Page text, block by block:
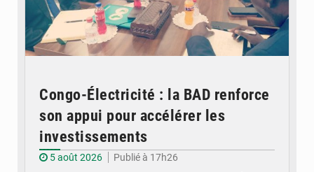
Congo-Électricité : la BAD renforce
son appui pour accélérer les
investissements
5 août 2026
Publié à 17h26